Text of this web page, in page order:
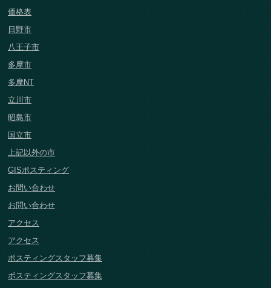
価格表
日野市
八王子市
多摩市
多摩NT
立川市
昭島市
国立市
上記以外の市
GISポスティング
お問い合わせ
お問い合わせ
アクセス
アクセス
ポスティングスタッフ募集
ポスティングスタッフ募集